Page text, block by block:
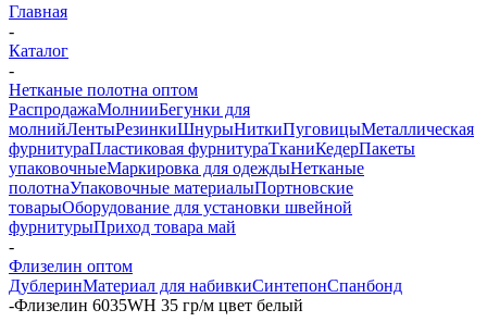
Главная
-
Каталог
-
Нетканые полотна оптом
РаспродажаМолнииБегунки для
молнийЛентыРезинкиШнурыНиткиПуговицыМеталлическая
фурнитураПластиковая фурнитураТканиКедерПакеты
упаковочныеМаркировка для одеждыНетканые
полотнаУпаковочные материалыПортновские
товарыОборудование для установки швейной
фурнитурыПриход товара май
-
Флизелин оптом
ДублеринМатериал для набивкиСинтепонСпанбонд
-Флизелин 6035WH 35 гр/м цвет белый